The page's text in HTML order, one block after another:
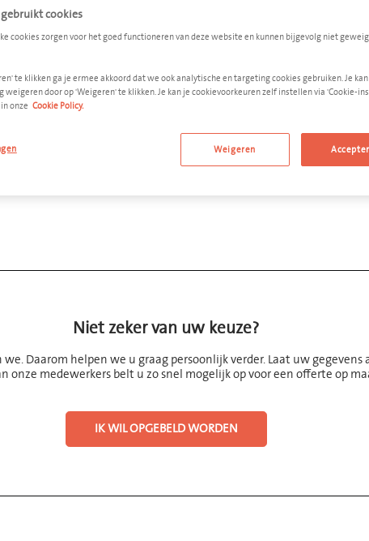
VOEG TOE AAN OFFERTE
Niet zeker van uw keuze?
Daarom helpen we u graag persoonlijk verder. Laat uw gegevens
onze medewerkers belt u zo snel mogelijk op voor een offerte op
IK WIL OPGEBELD WORDEN
cookies
cookies zorgen voor het goed functioneren van deze website en kunnen bijgevolg niet
te klikken ga je ermee akkoord dat we ook analytische en targeting cookies gebruiken. Je kan
weigeren door op 'Weigeren' te klikken. Je kan je cookievoorkeuren zelf instellen via 'Cookie-
onze Cookie Policy.
Weigeren